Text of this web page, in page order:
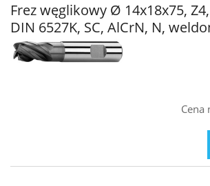
Frez węglikowy Ø 14x18x75, Z4,
DIN 6527K, SC, AlCrN, N,
Cena